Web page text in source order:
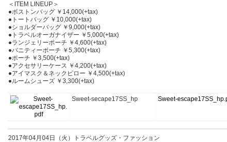
＜ITEM LINEUP＞
●ボストンバッグ ￥14,000(+tax)
●トートバッグ ￥10,000(+tax)
●ショルダーバッグ ￥9,000(+tax)
●トラベルオーガナイザー ￥5,000(+tax)
●ランジェリーポーチ ￥4,600(+tax)
●バニティーポーチ ￥5,300(+tax)
●ポーチ ￥3,500(+tax)
●アクセサリーケース ￥4,200(+tax)
●アイマスク＆ネックピロー ￥4,500(+tax)
●ルームシューズ ￥3,300(+tax)
Sweet-secape17SS_hp Sweet-
2017年04月04日（火）トラベルグッズ・ファッション